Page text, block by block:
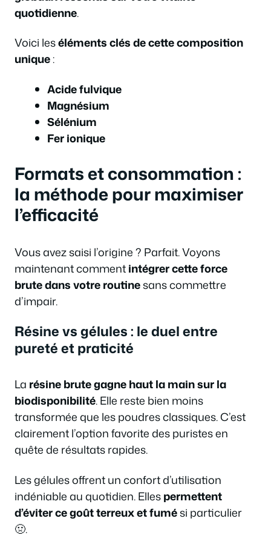
quotidienne.
Voici leséléments clés de cette composition
unique:
Acide fulvique
Magnésium
Sélénium
Fer ionique
Formats et consommation :
la méthode pour maximiser
l’efficacité
Vous avez saisi l’origine ? Parfait. Voyons
maintenant commentintégrer cette force
brute dans votre routinesans commettre
d’impair.
Résine vs gélules : le duel entre
pureté et praticité
La résine brute gagne haut la main sur la
biodisponibilité. Elle reste bien moins
transformée que les poudres classiques. C’est
clairement l’option favorite des puristes en
quête de résultats rapides.
Les gélules offrent un confort d’utilisation
indéniable au quotidien. Ellespermettent
d’éviter ce goût terreux et fumési particulier
🤢.